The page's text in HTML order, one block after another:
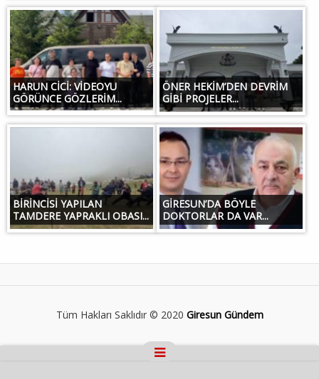
HARUN CİCİ: VİDEOYU
GÖRÜNCE GÖZLERİM...
ÖNER HEKİM’DEN DEVRİM
GİBİ PROJELER...
BİRİNCİSİ YAPILAN
TAMDERE YAPRAKLI OBASI...
GİRESUN’DA BÖYLE
DOKTORLAR DA VAR...
Tüm Hakları Saklıdır © 2020 Giresun Gündem